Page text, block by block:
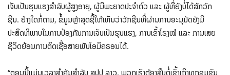
ເຈັບເປັນຮຸນແຮງສໍາລັບຜູ້ສູງອາຍຸ, ຜູ້ມີພະຍາດປະຈໍາຕົວ ແລະ ຜູ້ທີ່ຍັງບໍ່ໄດ້ສັກວັກ
ຊີນ. ຢ່າງໃດກໍ່ຕາມ, ຂໍ້ມູນຫຼ້າສຸດຊີ້ໃຫ້ເຫັນວ່າວັກຊີນທີ່ຜ່ານການອະນຸມັດຍັງມີ
ປະສິດທິພາບໃນການປ້ອງກັນການເຈັບເປັນຮຸນແຮງ, ການເຂົ້າໂຮງໝໍ ແລະ ການເສຍ
ຊີວິດຍ້ອນການຕິດເຊື້ອສາຍພັນໂອມິຄຣອນໄດ້.
“ຕອນນີ້ແມ່ນ​ເວລາ​ສຳຄັນ​ສໍາລັບ ສປປ ລາວ. ພວກເຮົາຕ້ອງສືບຕໍ່ເຂົ້າເຖິງທຸກຊຸມຊົນ